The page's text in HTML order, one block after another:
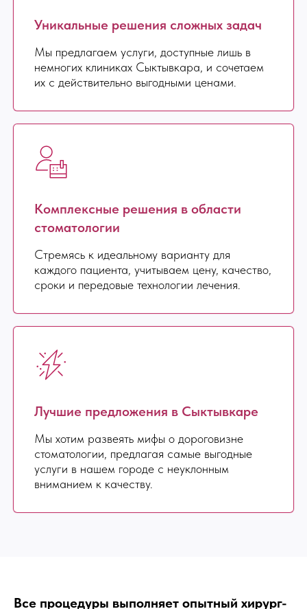
Уникальные решения сложных задач
Мы предлагаем услуги, доступные лишь в
немногих клиниках Сыктывкара, и сочетаем
их с действительно выгодными ценами.
Комплексные решения в области
стоматологии
Стремясь к идеальному варианту для
каждого пациента, учитываем цену, качество,
сроки и передовые технологии лечения.
Лучшие предложения в Сыктывкаре
Мы хотим развеять мифы о дороговизне
стоматологии, предлагая самые выгодные
услуги в нашем городе с неуклонным
вниманием к качеству.
Все процедуры выполняет опытный хирург-